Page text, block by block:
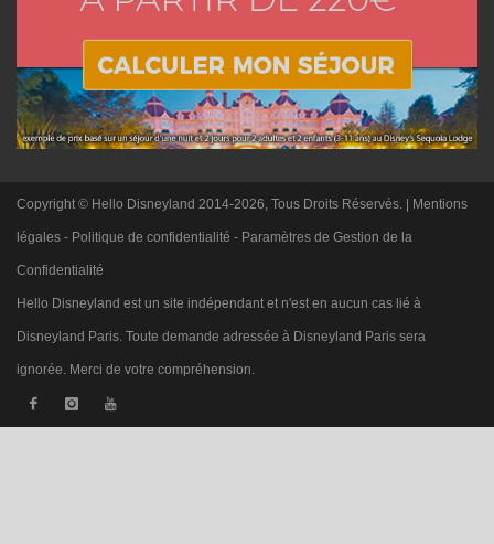
Copyright © Hello Disneyland 2014-2026, Tous Droits Réservés. | Mentions
légales - Politique de confidentialité - Paramètres de Gestion de la
Confidentialité
Hello Disneyland est un site indépendant et n'est en aucun cas lié à
Disneyland Paris. Toute demande adressée à Disneyland Paris sera
ignorée. Merci de votre compréhension.